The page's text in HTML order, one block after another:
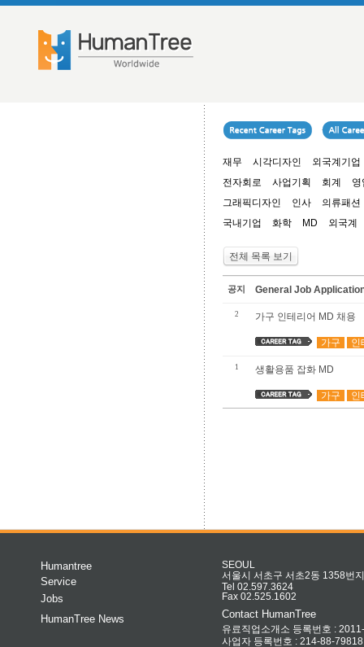
재무 시각디자인
외국계기업
전자회로
사업기획 회계
영
그래픽디자인
인사
의류패션
국내기업
화학 MD 외국계
전체 목록 보기
공지 General Job
2 가구 인테리어 MD 채용
가구 인
1 생활용품 잡화 MD
가구 인
Humantree
Service
Jobs
HumanTree News
SEOUL
서울시 서초구 서초2동 1358번
Tel 02.597.3624
Fax 02.525.1602
Contact HumanTree
유료직업소개소 등록번호 :
사업자 등록번호 : 214-88-79818